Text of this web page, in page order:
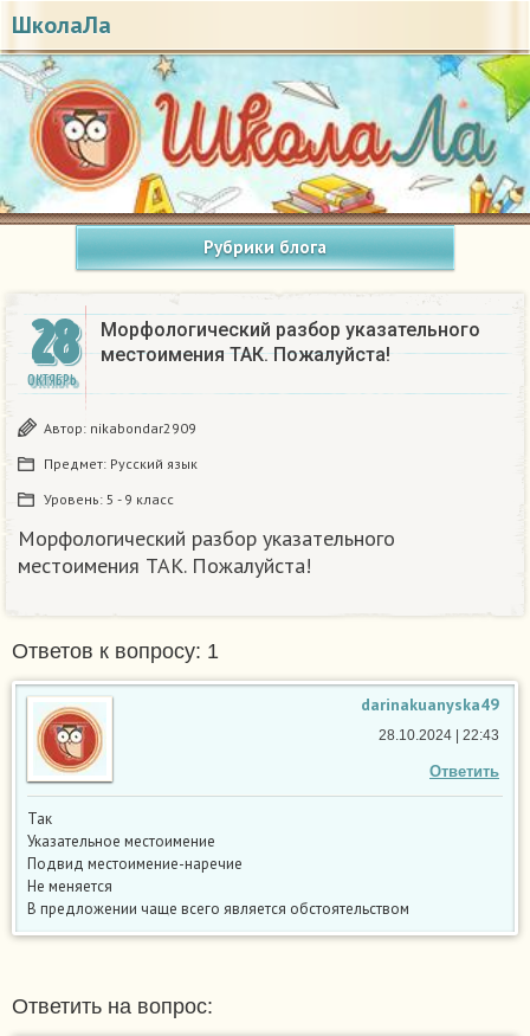
ШколаЛа
Рубрики блога
28
ОКТЯБРЬ
Морфологический разбор указательного
местоимения ТАК. Пожалуйста!
Автор: nikabondar2909
Предмет: Русский язык
Уровень: 5 - 9 класс
Морфологический разбор указательного
местоимения ТАК. Пожалуйста!
Ответов к вопросу: 1
darinakuanyska49
Ответить
28.10.2024 | 22:43
Так
Указательное местоимение
Подвид местоимение-наречие
Не меняется
В предложении чаще всего является обстоятельством
Ответить на вопрос: